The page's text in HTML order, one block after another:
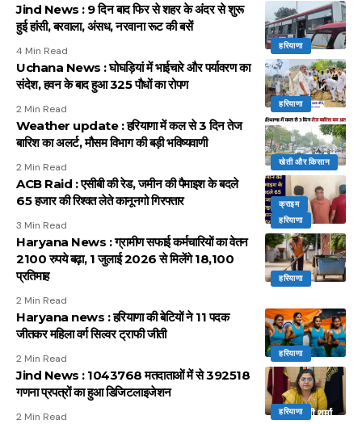
हरियाणा
Jind News : 9 दिन बाद फिर से शहर के अंदर से शुरू
हुई हांसी, बरवाला, अंसध, नरवाना रूट की बसें
4 Min Read
हरियाणा
Uchana News : घोघड़ियां में भाईचारे और पर्यावरण का
संदेश, हवन के बाद हुआ 325 पौधों का रोपण
2 Min Read
खेती और किसान
Weather update : हरियाणा में कल से 3 दिन तेज
बारिश का अलर्ट, मौसम विभाग की बड़ी भविष्यवाणी
2 Min Read
क्राइम
हरियाणा
ACB Raid : एसीबी की रेड, जमीन की पैमाइश के बदले
65 हजार की रिश्वत लेते कानूनगो गिरफ्तार
3 Min Read
हरियाणा
Haryana News : ग्रामीण सफाई कर्मचारियों का वेतन
2100 रुपये बढ़ा, 1 जुलाई 2026 से मिलेंगे 18,100
प्रतिमाह
2 Min Read
हरियाणा
Haryana news : हरियाणा की बेटियों ने 11 पदक
जीतकर महिला वर्ग सिल्वर ट्राफी जीती
2 Min Read
हरियाणा
Jind News : 1043768 मतदाताओं में से 392518
गणना प्रपत्रों का हुआ डिजिटलाइजेशन
2 Min Read